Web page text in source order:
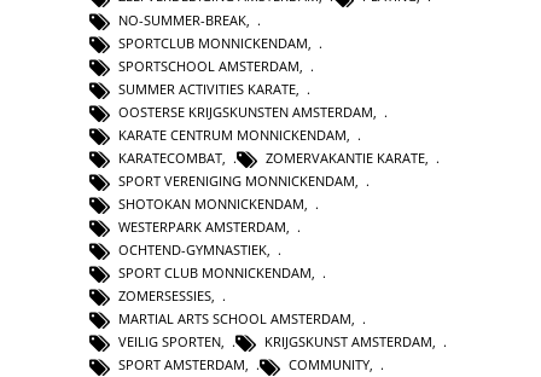
NO-SUMMER-BREAK
SPORTCLUB MONNICKENDAM
SPORTSCHOOL AMSTERDAM
SUMMER ACTIVITIES KARATE
OOSTERSE KRIJGSKUNSTEN AMSTERDAM
KARATE CENTRUM MONNICKENDAM
KARATECOMBAT
ZOMERVAKANTIE KARATE
SPORT VERENIGING MONNICKENDAM
SHOTOKAN MONNICKENDAM,
WESTERPARK AMSTERDAM,
OCHTEND-GYMNASTIEK,
SPORT CLUB MONNICKENDAM,
ZOMERSESSIES,
MARTIAL ARTS SCHOOL AMSTERDAM,
VEILIG SPORTEN, KRIJGSKUNST AMSTERDAM,
SPORT AMSTERDAM, COMMUNITY,